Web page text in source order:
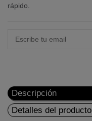
rápido.
Descripción
Detalles del producto